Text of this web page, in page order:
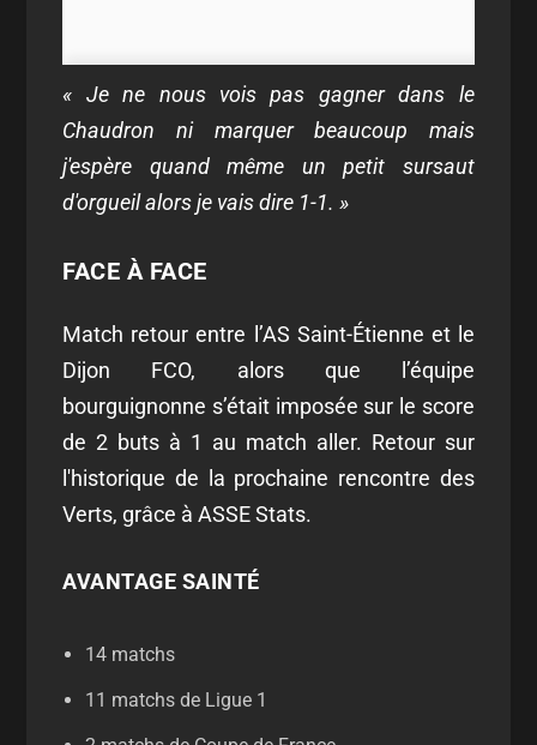
« Je ne nous vois pas gagner dans le
Chaudron ni marquer beaucoup mais
j'espère quand même un petit sursaut
d'orgueil alors je vais dire 1-1. »
FACE À FACE
Match retour entre l’AS Saint-Étienne et le
Dijon FCO, alors que l’équipe
bourguignonne s’était imposée sur le score
de 2 buts à 1 au match aller. Retour sur
l'historique de la prochaine rencontre des
Verts, grâce à ASSE Stats.
AVANTAGE SAINTÉ
14 matchs
11 matchs de Ligue 1